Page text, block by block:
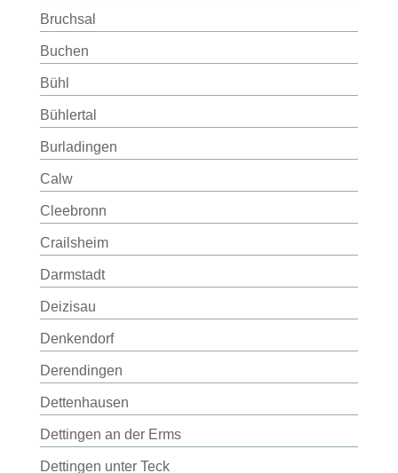
Bruchsal
Buchen
Bühl
Bühlertal
Burladingen
Calw
Cleebronn
Crailsheim
Darmstadt
Deizisau
Denkendorf
Derendingen
Dettenhausen
Dettingen an der Erms
Dettingen unter Teck